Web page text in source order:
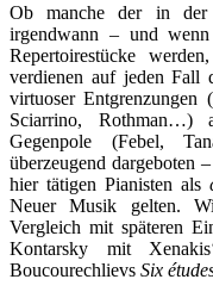
Ob manche der in der
irgendwann – und
Repertoirestücke
verdienen auf jeden Fall
virtuoser Entgrenzungen
Sciarrino, Rothman…)
Gegenpole (Febel,
überzeugend dargeboten
hier tätigen Pianisten als
Neuer Musik gelten.
Vergleich mit späteren
Kontarsky mit
Boucourechlievs Six